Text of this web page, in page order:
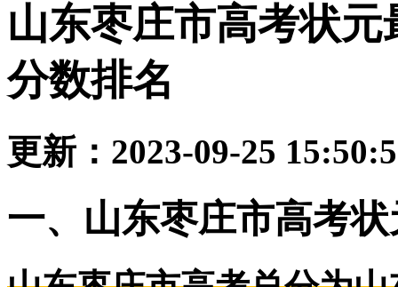
山东枣庄市高考状
分数排名
更新：2023-09-25
一、山东枣庄市高考